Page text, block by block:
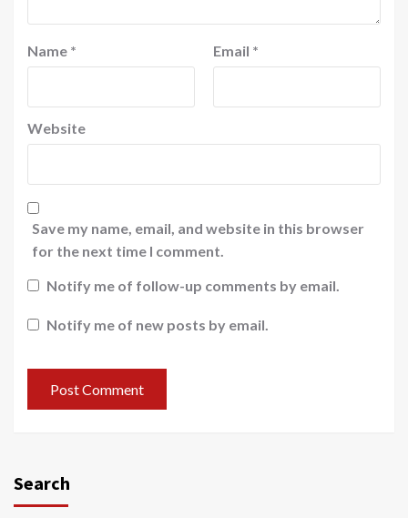
Name * Email *
Website
Save my name, email, and website in this browser
for the next time I comment.
Notify me of follow-up comments by email.
Notify me of new posts by email.
Search